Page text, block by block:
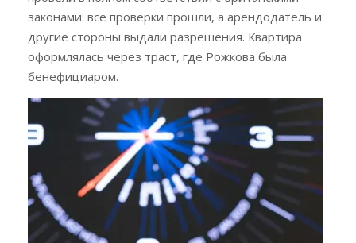
законами: все проверки прошли, а арендодатель и
другие стороны выдали разрешения. Квартира
оформлялась через траст, где Рожкова была
бенефициаром.